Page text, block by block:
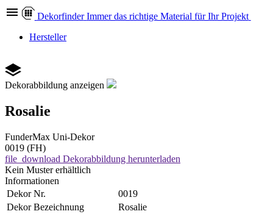
Dekorfinder Immer das richtige Material für Ihr Projekt
Hersteller
Dekorabbildung anzeigen
Rosalie
FunderMax Uni-Dekor
0019 (FH)
file_download Dekorabbildung herunterladen
Kein Muster erhältlich
Informationen
Dekor Nr.
0019
Dekor Bezeichnung
Rosalie